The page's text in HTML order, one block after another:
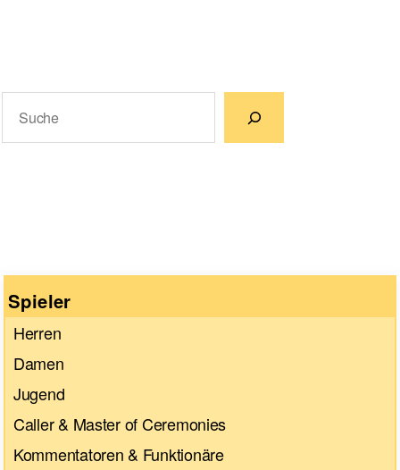
Spieler
Herren
Damen
Jugend
Caller & Master of Ceremonies
Kommentatoren & Funktionäre